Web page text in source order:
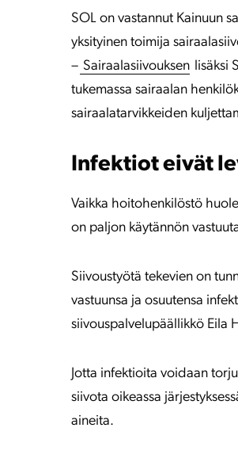
SOL on vastannut Kainuun
yksityinen toimija
– Sairaalasiivouksen lisäksi
tukemassa sairaalan
sairaalatarvikkeiden
Infektiot eivät
Vaikka hoitohenkilöstö
on paljon käytännön
Siivoustyötä tekevien on
vastuunsa ja osuutensa
siivouspalvelupäällikkö Eila
Jotta infektioita voidaan
siivota oikeassa
aineita.